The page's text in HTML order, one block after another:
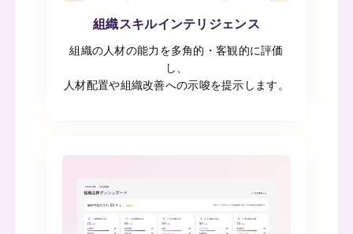
組織スキルインテリジェンス
組織の人材の能力を多角的・客観的に評価
し、
人材配置や組織改善への示唆を提示します。